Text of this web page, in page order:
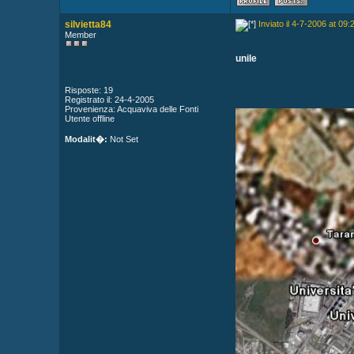
silvietta84
Member
Risposte: 19
Registrato il: 24-4-2005
Provenienza: Acquaviva delle Fonti
Utente offline
Modalit�: Not Set
Inviato il 4-7-2006 at
unile